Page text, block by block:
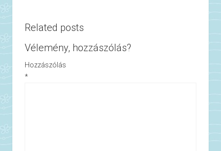
Related posts
Vélemény, hozzászólás?
Hozzászólás
*